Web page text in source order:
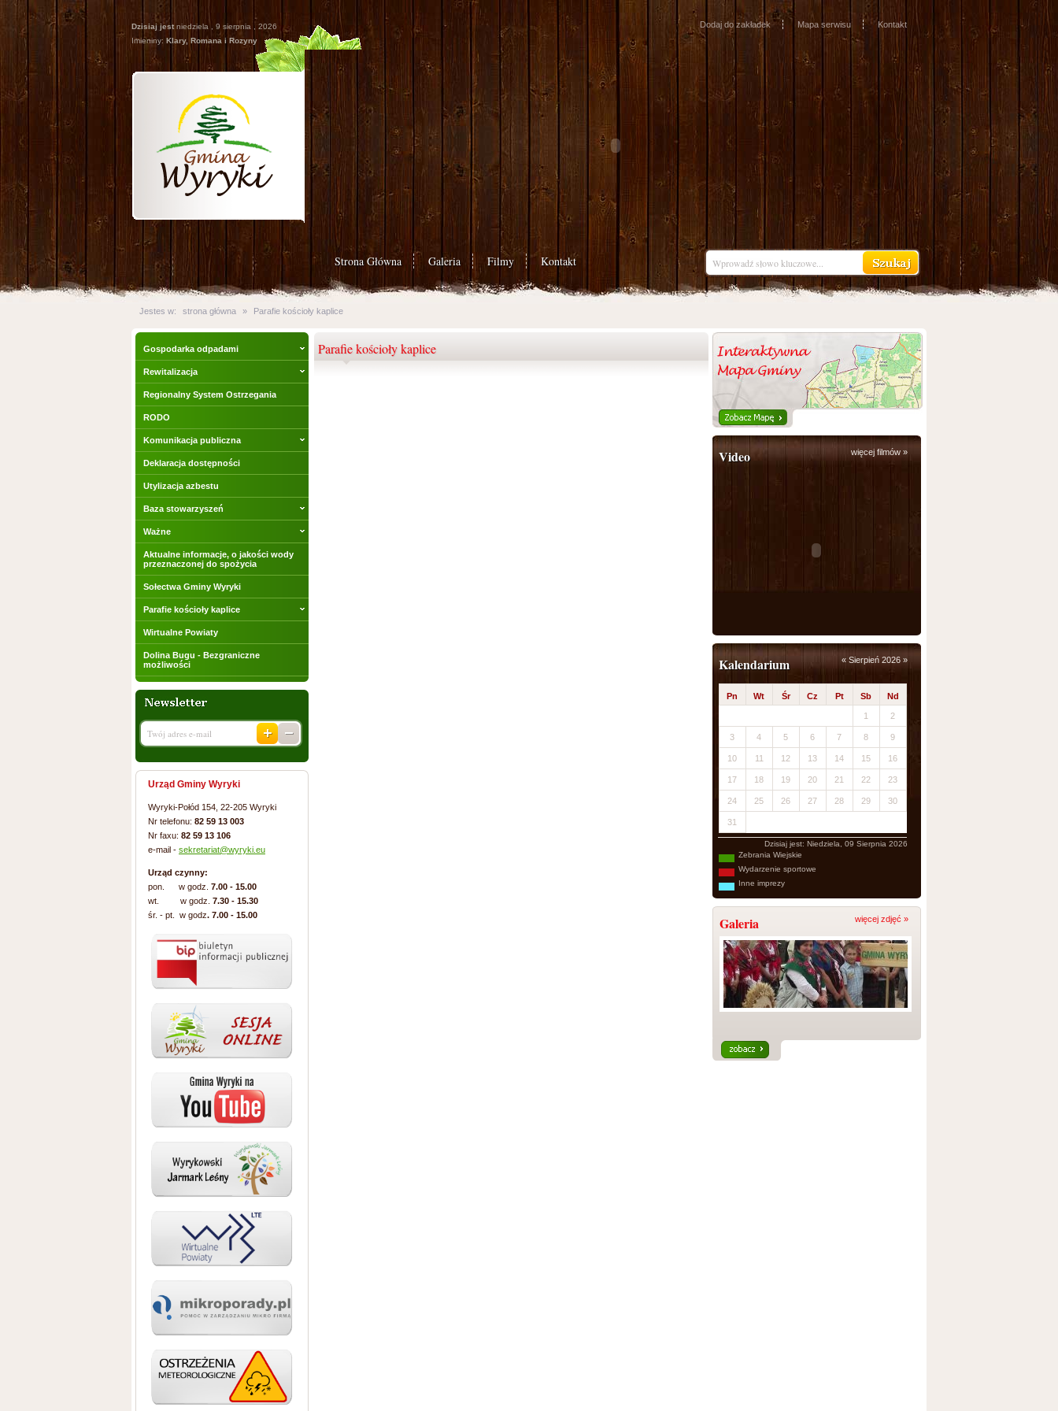
Dzisiaj jest niedziela , 9 sierpnia , 2026
Imieniny: Klary, Romana i Rozyny
Dodaj do zakładek Mapa serwisu Kontakt
Strona Główna Galeria Filmy Kontakt
Jestes w: strona główna » Parafie kościoły kaplice
Gospodarka odpadami
Rewitalizacja
Regionalny System Ostrzegania
RODO
Komunikacja publiczna
Deklaracja dostępności
Utylizacja azbestu
Baza stowarzyszeń
Ważne
Aktualne informacje, o jakości wody
przeznaczonej do spożycia
Sołectwa Gminy Wyryki
Parafie kościoły kaplice
Wirtualne Powiaty
Dolina Bugu - Bezgraniczne
możliwości
Urząd Gminy Wyryki
Wyryki-Połód 154, 22-205 Wyryki
Nr telefonu: 82 59 13 003
Nr faxu: 82 59 13 106
e-mail - sekretariat@wyryki.eu
Urząd czynny:
pon. w godz. 7.00 - 15.00
wt. w godz. 7.30 - 15.30
śr. - pt. w godz. 7.00 - 15.00
Parafie kościoły kaplice
Video więcej filmów »
Kalendarium «Sierpień 2026 »
Pn Wt Śr Cz Pt Sb Nd
1 2
3 4 5 6 7 8 9
10 11 12 13 14 15 16
17 18 19 20 21 22 23
24 25 26 27 28 29 30
31
Dzisiaj jest: Niedziela, 09 Sierpnia 2026
Zebrania Wiejskie
Wydarzenie sportowe
Inne imprezy
Galeria więcej zdjęć »